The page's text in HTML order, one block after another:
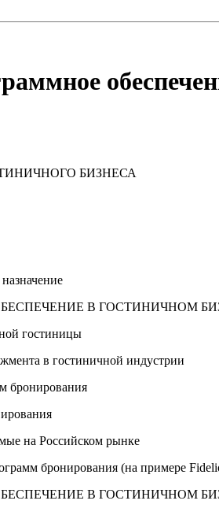
БИЗНЕСА
В ГОСТИНИЧНОМ
гостиницы
в гостиничной индустрии
бронирования
на Российском рынке
бронирования (на примере
В ГОСТИНИЧНОМ